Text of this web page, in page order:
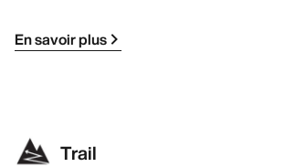
En savoir plus
Trail